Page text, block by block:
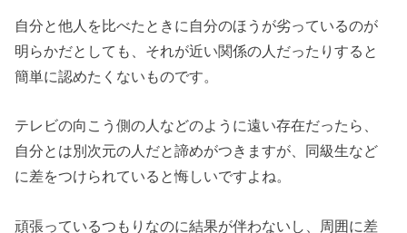
自分と他人を比べたときに自分のほうが劣っているのが
明らかだとしても、それが近い関係の人だったりすると
簡単に認めたくないものです。
テレビの向こう側の人などのように遠い存在だったら、
自分とは別次元の人だと諦めがつきますが、同級生など
に差をつけられていると悔しいですよね。
頑張っているつもりなのに結果が伴わないし、周囲に差